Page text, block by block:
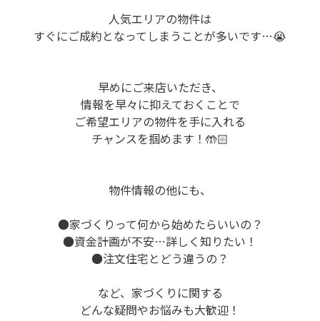
人気エリアの物件は
すぐにご成約となってしまうことが多いです…😭
早めにご来店いただき、
情報を早々に抑えておくことで
ご希望エリアの物件を手に入れる
チャンスを掴めます！🤲🏻
物件情報の他にも、
●家づくりって何から始めたらいいの？
●資金計画が不安…詳しく知りたい！
●注文住宅とどう違うの？
など、 家づくりに関する
どんな疑問やお悩みも大歓迎！